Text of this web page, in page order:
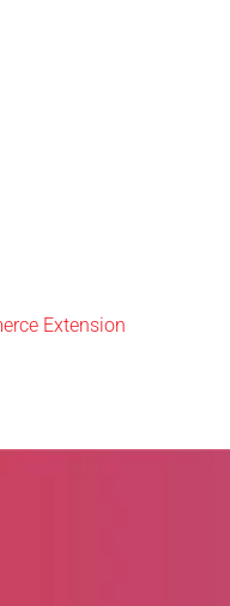
Extension